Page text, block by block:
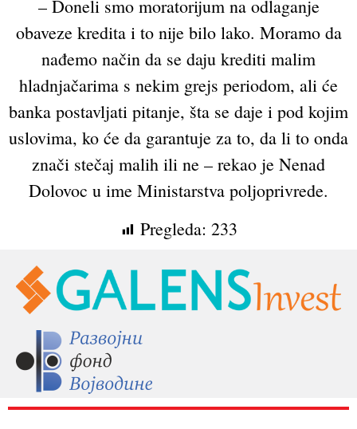
– Doneli smo moratorijum na odlaganje
obaveze kredita i to nije bilo lako. Moramo da
nađemo način da se daju krediti malim
hladnjačarima s nekim grejs periodom, ali će
banka postavljati pitanje, šta se daje i pod kojim
uslovima, ko će da garantuje za to, da li to onda
znači stečaj malih ili ne – rekao je Nenad
Dolovoc u ime Ministarstva poljoprivrede.
Pregleda: 233
RAZNO